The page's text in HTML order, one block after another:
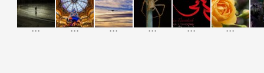
... ... ... ... ... ...